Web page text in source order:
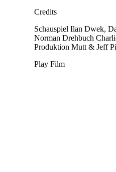
Credits
Schauspiel Ilan Dwek,
Norman Drehbuch
Produktion Mutt & Jeff
Play Film